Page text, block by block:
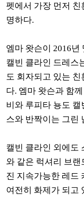
펫에서 가장 먼저
명하다.
엠마 왓슨이 2016년
캘빈 클라인 드레스
도 회자되고 있는
다. 엠마 왓슨과 함
비와 루피타 뇽도
스와 반짝이는 그린
캘빈 클라인 외에도
와 같은 럭셔리 브
진 지속가능한 레드
여전히 화제가 되고